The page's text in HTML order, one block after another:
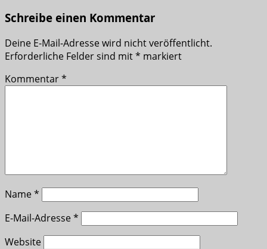
Schreibe einen Kommentar
Deine E-Mail-Adresse wird nicht veröffentlicht.
Erforderliche Felder sind mit* markiert
Kommentar*
Name*
E-Mail-Adresse*
Website